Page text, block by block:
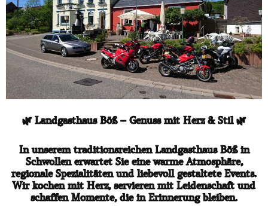
🌿 Landgasthaus Böß – Genuss mit Herz & Stil 🌿
In unserem traditionsreichen Landgasthaus Böß in
Schwollen erwartet Sie eine warme Atmosphäre,
regionale Spezialitäten und liebevoll gestaltete Events.
Wir kochen mit Herz, servieren mit Leidenschaft und
schaffen Momente, die in Erinnerung bleiben.